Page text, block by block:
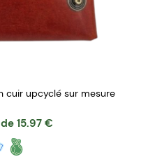
cuir upcyclé sur mesure
15.97 €